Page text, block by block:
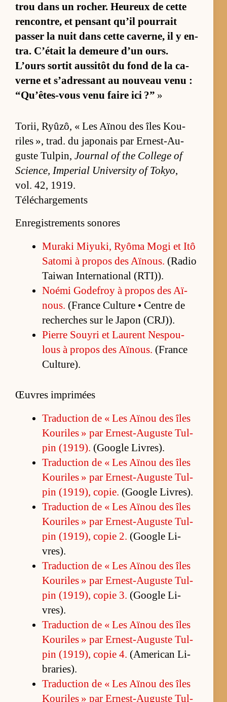
trou dans un ro­cher. Heu­reux de cette
ren­con­tre, et pen­sant qu’il pour­rait
pas­ser la nuit dans cette ca­ver­ne, il y en­
tra. C’était la de­meure d’un ours.
L’ours sor­tit aus­si­tôt du fond de la ca­
verne et s’adres­sant au nou­veau venu :
“Qu’êtes-vous venu faire ici ?” »
To­rii, Ryûzô, « Les Aï­nou des îles Kou­
riles », trad. du ja­po­nais par Er­nest-Au­
guste Tul­pin, Jour­nal of the Col­lege of
Scien­ce, Im­pe­rial Uni­ver­sity of To­kyo,
vol. 42, 1919.
Téléchargements
Enregistrements sonores
Mu­raki Miyu­ki, Ryôma Mogi et Itô
Sa­tomi à pro­pos des Aï­nous. (Ra­dio
Tai­wan In­ter­na­tio­nal (R­TI)).
Noémi Go­de­froy à pro­pos des Aï­
nous. (France Culture • Centre de
re­cherches sur le Ja­pon (CRJ)).
Pierre Souyri et Laurent Nes­pou­
lous à pro­pos des Aï­nous. (France
Cultu­re).
Œuvres imprimées
Tra­duc­tion de « Les Aï­nou des îles
Kou­riles » par Er­nest-Au­guste Tul­
pin (1919). (Google Li­vres).
Tra­duc­tion de « Les Aï­nou des îles
Kou­riles » par Er­nest-Au­guste Tul­
pin (1919), co­pie. (Google Li­vres).
Tra­duc­tion de « Les Aï­nou des îles
Kou­riles » par Er­nest-Au­guste Tul­
pin (1919), co­pie 2. (Google Li­
vres).
Tra­duc­tion de « Les Aï­nou des îles
Kou­riles » par Er­nest-Au­guste Tul­
pin (1919), co­pie 3. (Google Li­
vres).
Tra­duc­tion de « Les Aï­nou des îles
Kou­riles » par Er­nest-Au­guste Tul­
pin (1919), co­pie 4. (A­me­ri­can Li­
bra­ries).
Tra­duc­tion de « Les Aï­nou des îles
Kou­riles » par Er­nest-Au­guste Tul­